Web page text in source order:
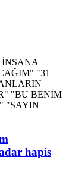
hapis